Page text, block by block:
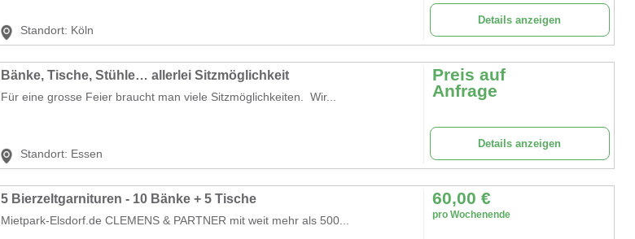
Standort: Köln
Details anzeigen
Bänke, Tische, Stühle… allerlei Sitzmöglichkeit
Für eine grosse Feier braucht man viele Sitzmöglichkeiten. Wir...
Standort: Essen
Preis auf
Anfrage
Details anzeigen
5 Bierzeltgarnituren - 10 Bänke + 5 Tische
Mietpark-Elsdorf.de CLEMENS & PARTNER mit weit mehr als 500...
60,00 €
pro Wochenende